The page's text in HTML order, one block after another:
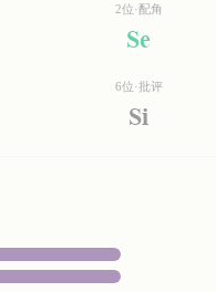
2位·配角
Se
6位·批评
Si